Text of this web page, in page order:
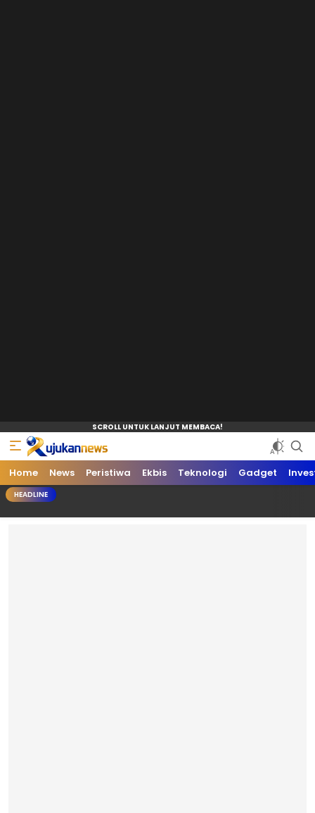
Home News Peristiwa Ekbis Teknologi Gadget
HEADLINE